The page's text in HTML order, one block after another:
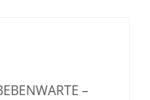
–